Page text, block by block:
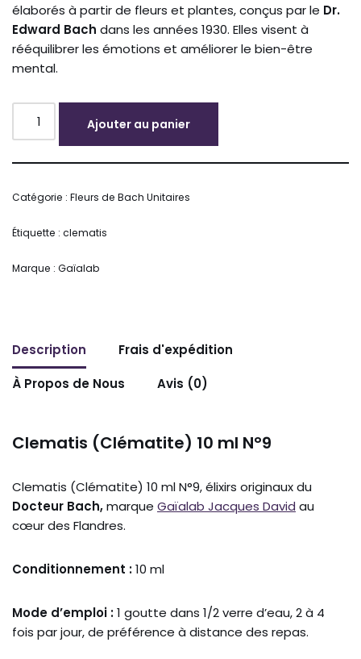
élaborés à partir de fleurs et plantes, conçus par le Dr.
Edward Bach dans les années 1930. Elles visent à
rééquilibrer les émotions et améliorer le bien-être
mental.
Ajouter au panier
Catégorie : Fleurs de Bach Unitaires
Étiquette : clematis
Marque : Gaïalab
Description
Frais d'expédition
À Propos de Nous
Avis (0)
Clematis (Clématite) 10 ml N°9
Clematis (Clématite) 10 ml N°9, élixirs originaux du
Docteur Bach,marque Gaïalab Jacques David au
cœur des Flandres.
Conditionnement :10 ml
Mode d’emploi :1 goutte dans 1/2 verre d’eau, 2 à 4
fois par jour, de préférence à distance des repas.